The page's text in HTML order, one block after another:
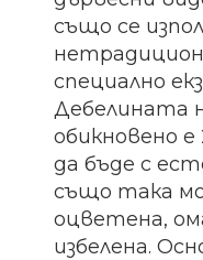
също се
специално
Дебелината
обикновено
да бъде с
също така
оцветена,
избелена.